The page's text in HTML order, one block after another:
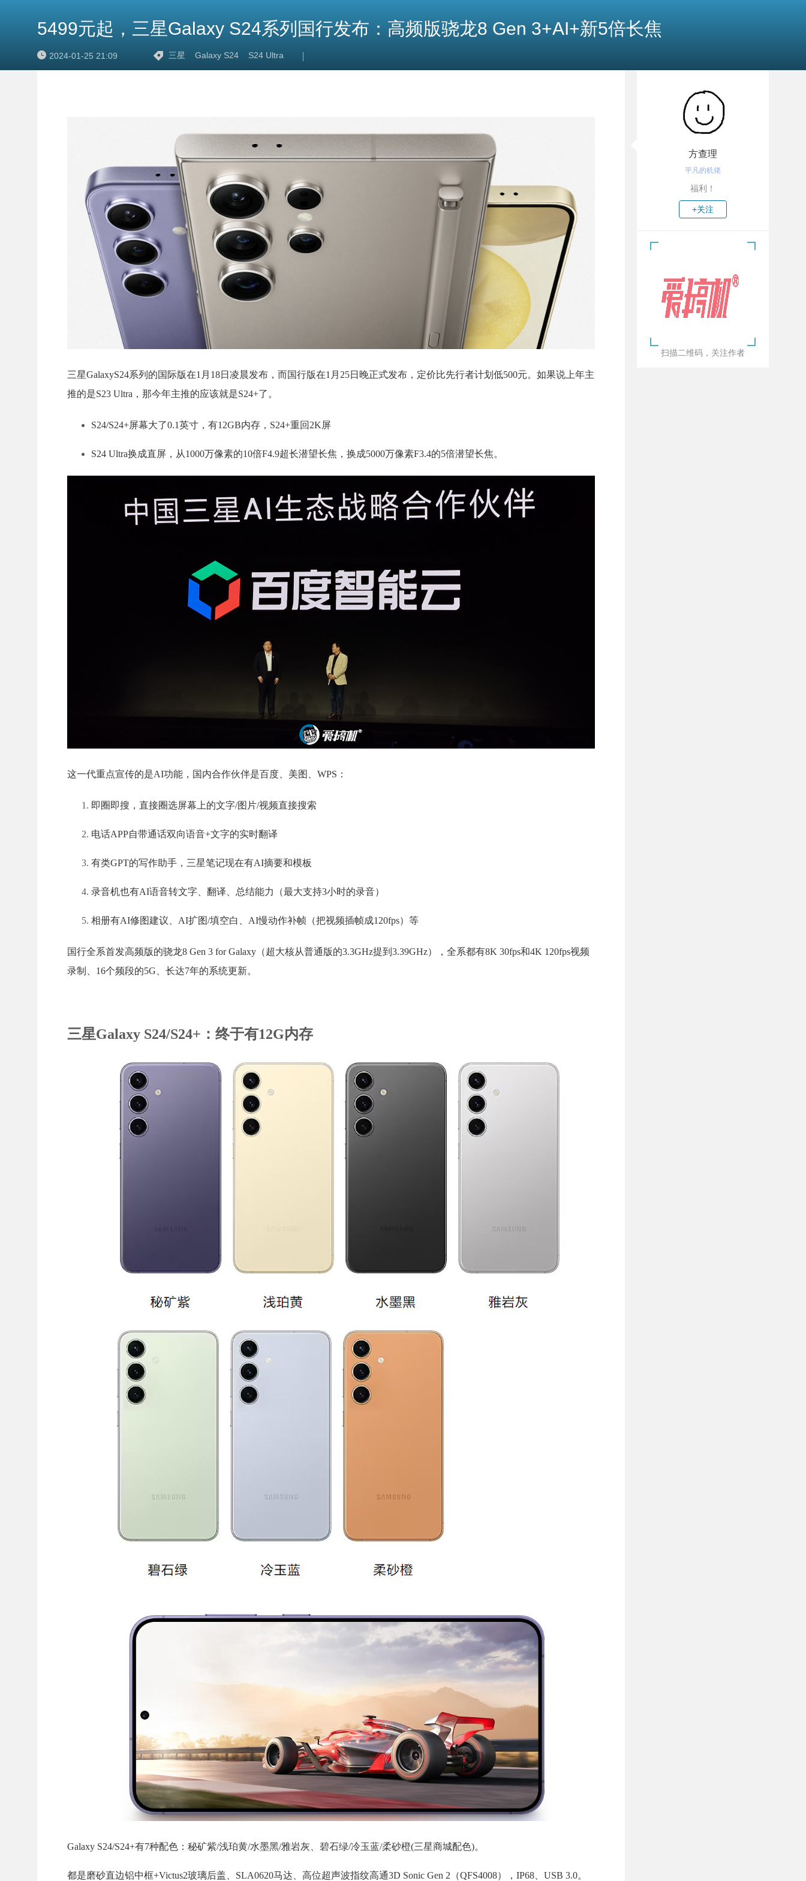
5499元起，三星Galaxy S24系列国行发布：高频版骁龙8 Gen 3+AI+新5倍长焦
2024-01-25 21:09 三星 Galaxy S24 S24 Ultra
三星GalaxyS24系列的国际版在1月18日凌晨发布，而国行版在1月25日晚正式发布，定价比先行者计划低500元。如果说上年主
推的是S23 Ultra，那今年主推的应该就是S24+了。
S24/S24+屏幕大了0.1英寸，有12GB内存，S24+重回2K屏
S24 Ultra换成直屏，从1000万像素的10倍F4.9超长潜望长焦，换成5000万像素F3.4的5倍潜望长焦。
这一代重点宣传的是AI功能，国内合作伙伴是百度、美图、WPS：
即圈即搜，直接圈选屏幕上的文字/图片/视频直接搜索
电话APP自带通话双向语音+文字的实时翻译
有类GPT的写作助手，三星笔记现在有AI摘要和模板
录音机也有AI语音转文字、翻译、总结能力（最大支持3小时的录音）
相册有AI修图建议、AI扩图/填空白、AI慢动作补帧（把视频插帧成120fps）等
国行全系首发高频版的骁龙8 Gen 3 for Galaxy（超大核从普通版的3.3GHz提到3.39GHz），全系都有8K 30fps和4K 120fps视频
录制、16个频段的5G、长达7年的系统更新。
三星Galaxy S24/S24+：终于有12G内存
Galaxy S24/S24+有7种配色：秘矿紫/浅珀黄/水墨黑/雅岩灰、碧石绿/冷玉蓝/柔砂橙(三星商城配色)。
都是磨砂直边铝中框+Victus2玻璃后盖、SLA0620马达、高位超声波指纹高通3D Sonic Gen 2（QFS4008），IP68、USB 3.0。
方查理
平凡的机佬
福利！
+关注
扫描二维码，关注作者